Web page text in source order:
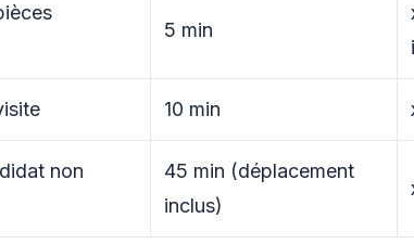
5 min
10 min
non
45 min (déplacement
inclus)